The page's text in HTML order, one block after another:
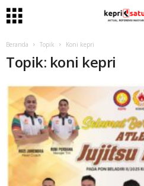
Beranda Topik Koni kepri
Topik: koni kepri